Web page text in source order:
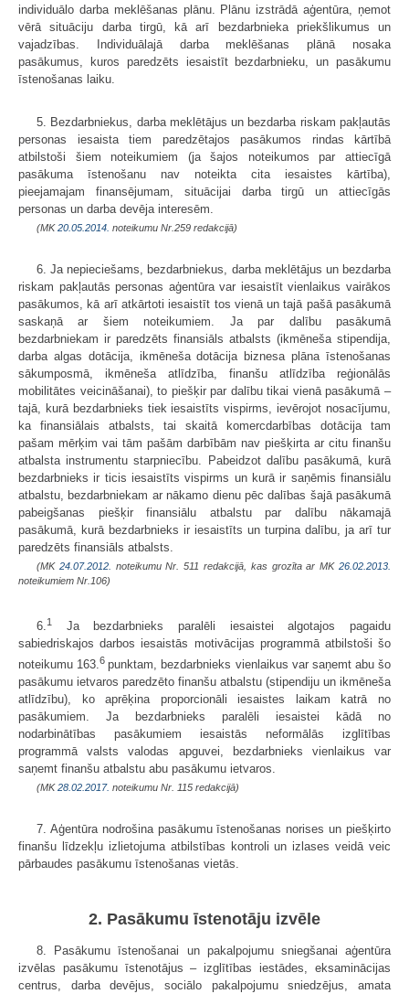
individuālo darba meklēšanas plānu. Plānu izstrādā aģentūra, ņemot
vērā situāciju darba tirgū, kā arī bezdarbnieka priekšlikumus un
vajadzības. Individuālajā darba meklēšanas plānā nosaka
pasākumus, kuros paredzēts iesaistīt bezdarbnieku, un pasākumu
īstenošanas laiku.
5. Bezdarbniekus, darba meklētājus un bezdarba riskam pakļautās
personas iesaista tiem paredzētajos pasākumos rindas kārtībā
atbilstoši šiem noteikumiem (ja šajos noteikumos par attiecīgā
pasākuma īstenošanu nav noteikta cita iesaistes kārtība),
pieejamajam finansējumam, situācijai darba tirgū un attiecīgās
personas un darba devēja interesēm.
(MK20.05.2014. noteikumu Nr.259 redakcijā)
6. Ja nepieciešams, bezdarbniekus, darba meklētājus un bezdarba
riskam pakļautās personas aģentūra var iesaistīt vienlaikus vairākos
pasākumos, kā arī atkārtoti iesaistīt tos vienā un tajā pašā pasākumā
saskaņā ar šiem noteikumiem. Ja par dalību pasākumā
bezdarbniekam ir paredzēts finansiāls atbalsts (ikmēneša stipendija,
darba algas dotācija, ikmēneša dotācija biznesa plāna īstenošanas
sākumposmā, ikmēneša atlīdzība,
finanšu atlīdzība reģionālās
mobilitātes veicināšanai), to piešķir par dalību tikai vienā pasākumā –
tajā, kurā bezdarbnieks tiek iesaistīts vispirms, ievērojot nosacījumu,
ka finansiālais atbalsts, tai skaitā komercdarbības dotācija tam
pašam mērķim vai tām pašām darbībām nav piešķirta ar citu finanšu
atbalsta instrumentu starpniecību. Pabeidzot dalību pasākumā, kurā
bezdarbnieks ir ticis iesaistīts vispirms un kurā ir saņēmis finansiālu
atbalstu, bezdarbniekam ar nākamo dienu pēc dalības šajā pasākumā
pabeigšanas piešķir finansiālu atbalstu par dalību nākamajā
pasākumā, kurā bezdarbnieks ir iesaistīts un turpina dalību, ja arī tur
paredzēts finansiāls atbalsts.
(MK 24.07.2012. noteikumu Nr. 511 redakcijā, kas grozīta ar MK26.02.2013.
noteikumiem Nr.106)
6. 1
Ja bezdarbnieks paralēli iesaistei algotajos pagaidu
sabiedriskajos darbos iesaistās motivācijas programmā atbilstoši šo
noteikumu 163.6punktam, bezdarbnieks vienlaikus var saņemt abu šo
pasākumu ietvaros paredzēto finanšu atbalstu (stipendiju un ikmēneša
atlīdzību), ko aprēķina proporcionāli iesaistes laikam katrā no
pasākumiem. Ja bezdarbnieks paralēli iesaistei kādā no
nodarbinātības pasākumiem iesaistās neformālās izglītības
programmā valsts valodas apguvei, bezdarbnieks vienlaikus var
saņemt finanšu atbalstu abu pasākumu ietvaros.
(MK28.02.2017. noteikumu Nr. 115 redakcijā)
7. Aģentūra nodrošina pasākumu īstenošanas norises un piešķirto
finanšu līdzekļu izlietojuma atbilstības kontroli un izlases veidā veic
pārbaudes pasākumu īstenošanas vietās.
2. Pasākumu īstenotāju izvēle
8. Pasākumu īstenošanai un pakalpojumu sniegšanai aģentūra
izvēlas pasākumu īstenotājus – izglītības iestādes, eksaminācijas
centrus, darba devējus, sociālo pakalpojumu sniedzējus, amata